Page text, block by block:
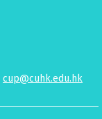
cup@cuhk.edu.hk